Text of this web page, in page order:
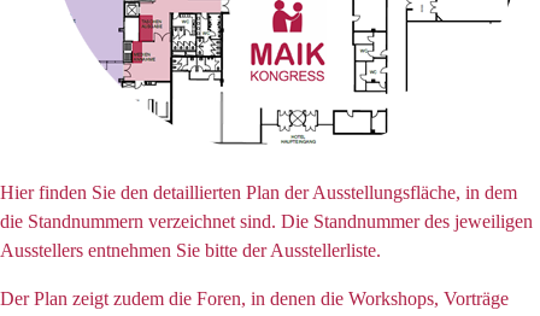
Hier finden Sie den detaillierten Plan der Ausstellungsfläche, in dem
die Standnummern verzeichnet sind. Die Standnummer des jeweiligen
Ausstellers entnehmen Sie bitte der Ausstellerliste.
Der Plan zeigt zudem die Foren, in denen die Workshops, Vorträge